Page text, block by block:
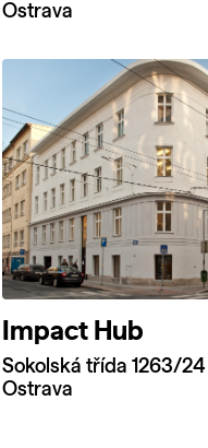
Ostrava
Impact Hub
Sokolská třída 1263/24
Ostrava